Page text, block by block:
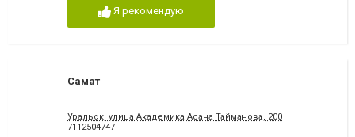
Я рекомендую
Самат
Уральск, улица Академика Асана Тайманова, 200
7112504747